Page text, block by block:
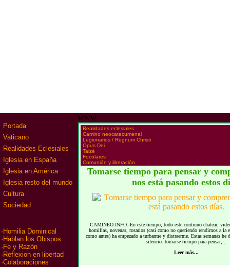
Portada
Vaticano
Realidades Eclesiales
Iglesia en España
Iglesia en América
Iglesia resto del mundo
Cultura
Sociedad
· Homilia Dominical
· Hablan los Obispos
· Fe y Razón
· Reflexion en libertad
·Colaboraciones
www
·Realidades eclesiales
·Camino neocatecumenal
·Legionarios / Regnum Christi
·Opus Dei
·Taizé
·Focolares
·Comunión y liberación
Tomarse tiempo para pensar y
nos está pasando estos
CAMINEO.INFO.-En este tiempo, todo este continuo chatear,
homilías, novenas, rosarios (casi como no queriendo rendirnos a la
como antes) ha empezado a turbarme y distraerme. Estas semanas
silencio: tomarse tiempo para pensar,...
Leer más...